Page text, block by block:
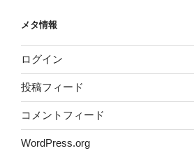
メタ情報
ログイン
投稿フィード
コメントフィード
WordPress.org